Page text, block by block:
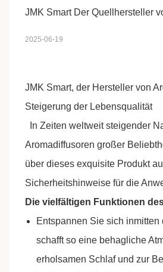
JMK Smart Der Quellhersteller
2025-06-19
JMK Smart, der Hersteller von
Steigerung der Lebensqualität
In Zeiten weltweit steigender
Aromadiffusoren großer
über dieses exquisite Produkt
Sicherheitshinweise für die
Die vielfältigen Funktionen
Entspannen Sie sich
schafft so eine behagliche
erholsamen Schlaf und zur